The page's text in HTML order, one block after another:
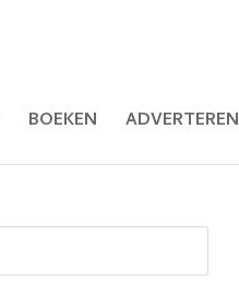
BOEKEN ADVERTEREN